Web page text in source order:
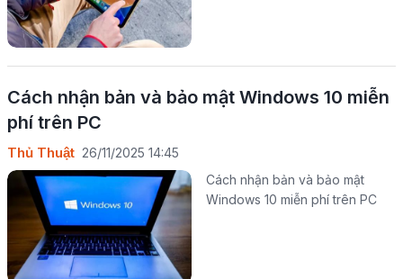
Cách nhận bản và bảo mật Windows 10 miễn
phí trên PC
Thủ Thuật 26/11/2025 14:45
Cách nhận bản và bảo mật
Windows 10 miễn phí trên PC